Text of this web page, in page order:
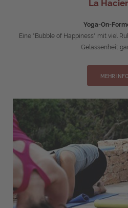
La
Yoga-On-
Eine "Bubble of Happiness" mit viel
Gelassenheit
MEHR INFO